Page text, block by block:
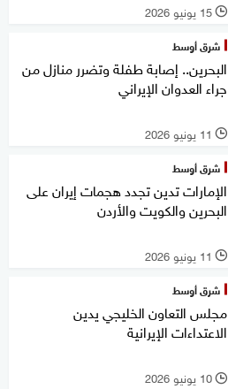
l 15 يونيو 2026
شرق أوسط
البحرين.. إصابة طفلة وتضرر منازل من
جراء العدوان الإيراني
l 11 يونيو 2026
شرق أوسط
الإمارات تدين تجدد هجمات إيران على
البحرين والكويت والأردن
l 11 يونيو 2026
شرق أوسط
مجلس التعاون الخليجي يدين
الاعتداءات الإيرانية
l 10 يونيو 2026